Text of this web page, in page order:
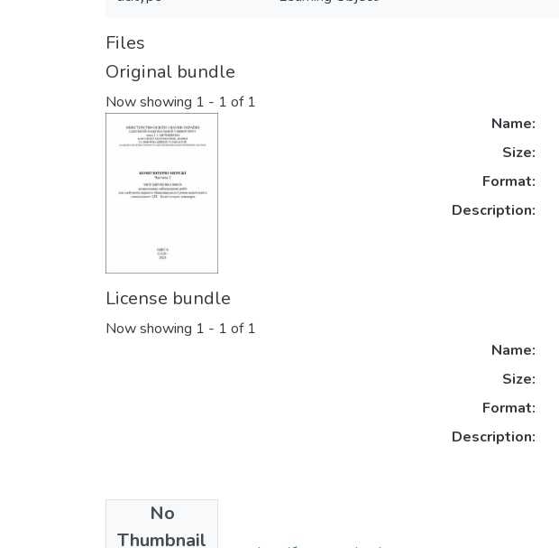
Files
Original bundle
Now showing 1 - 1 of 1
Name:
Size:
Format:
Description:
License bundle
Now showing 1 - 1 of 1
No
Thumbnail
Name:
Size:
Format:
Description:
Collections